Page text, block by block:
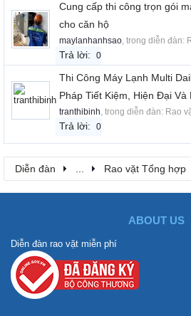
Cung cấp thi công trọn gói
cho căn hộ
maylanhanhsao, trong diễn đàn:
Trả lời: 0
Thi Công Máy Lạnh Multi
Pháp Tiết Kiệm, Hiện Đại Và
tranthibinh, trong diễn đàn: Rao
Trả lời: 0
Diễn đàn ... Rao vặt Tổng hợp
ABOUT US
Diễn đàn rao vặt miễn phí